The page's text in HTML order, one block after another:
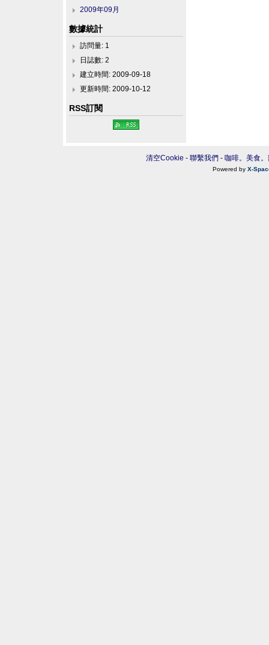
2009年09月
數據統計
訪問量: 1
日誌數: 2
建立時間: 2009-09-18
更新時間: 2009-10-12
RSS訂閱
清空Cookie - 聯繫我們 - 咖啡。美食
Powered by X-